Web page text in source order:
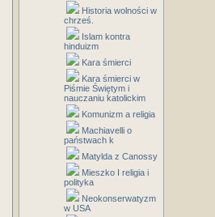
Historia wolności w
chrześ.
Islam kontra
hinduizm
Kara śmierci
Kara śmierci w
Piśmie Świętym i
nauczaniu katolickim
Komunizm a religia
Machiavelli o
państwach k
Matylda z Canossy
Mieszko I religia i
polityka
Neokonserwatyzm
w USA